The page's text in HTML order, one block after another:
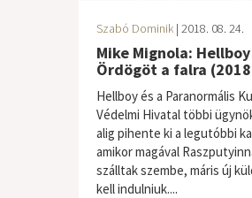
Szabó Dominik | 2018. 08. 24.
Mike Mignola: Hellboy
Ördögöt a falra
Hellboy és a Paranormális
Védelmi Hivatal többi
alig pihente ki a legutóbbi
amikor magával
szálltak szembe, máris új
kell indulniuk....